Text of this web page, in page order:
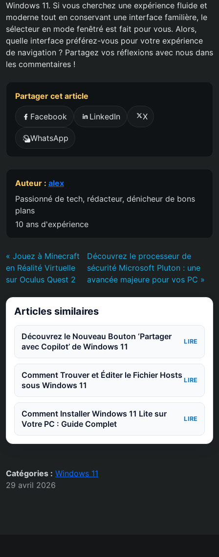
Windows 11. Si vous cherchez une expérience fluide et
moderne tout en conservant une interface familière, le
sélecteur en mode fenêtré est fait pour vous. Alors,
quelle interface préférez-vous pour votre expérience
de navigation ? Partagez vos réflexions avec nous dans
les commentaires !
Partager cet article
Facebook LinkedIn X
WhatsApp
Auteur : alex
Passionné de tech, rédacteur, dénicheur de bons
plans
10 ans d'expérience
« Jouez à Minecraft
en Réalité Virtuelle
sur Oculus Quest 2
Découvrez le processeur de
sécurité Microsoft Pluton : une
avancée majeure pour vos PC »
Articles similaires
Découvrez le Nouveau Bouton ‘Partager
avec Copilot’ de Windows 11
LIRE
Comment Trouver et Éditer le Fichier Hosts
sous Windows 11
LIRE
Comment Installer Windows 11 Lite sur
Votre PC : Guide Complet
LIRE
Catégories : Windows 11
29 avril 2026